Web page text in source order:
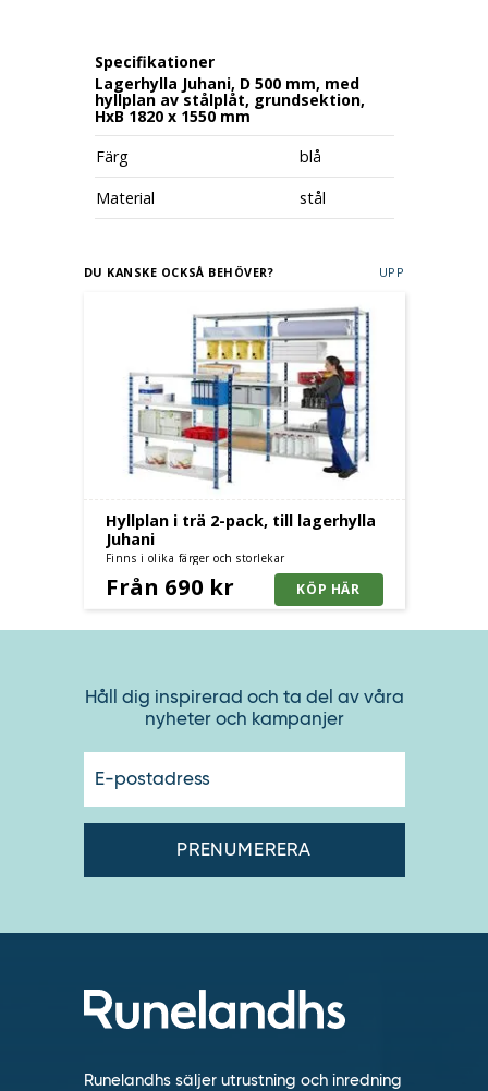
Specifikationer
Lagerhylla Juhani, D 500 mm, med
hyllplan av stålplåt, grundsektion,
HxB 1820 x 1550 mm
Färg
blå
Material
stål
DU KANSKE OCKSÅ BEHÖVER? UPP
Hyllplan i trä 2-pack, till lagerhylla
Juhani
Finns i olika färger och storlekar
Från 690 kr
Håll dig inspirerad och ta del av våra
nyheter och kampanjer
Runelandhs säljer utrustning och inredning